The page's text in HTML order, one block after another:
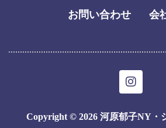
お問い合わせ 会
I
n
t
a
Copyright © 2026 河原郁子NY・